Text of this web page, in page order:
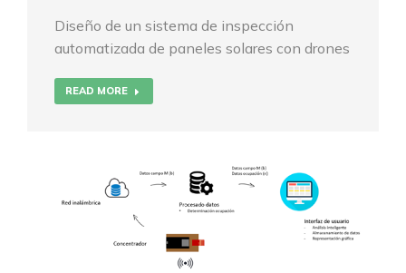
Diseño de un sistema de inspección
automatizada de paneles solares con drones
READ MORE